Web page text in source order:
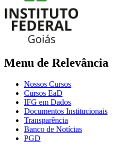
Menu de Relevância
Nossos Cursos
Cursos EaD
IFG em Dados
Documentos Institucionais
Transparência
Banco de Notícias
PGD